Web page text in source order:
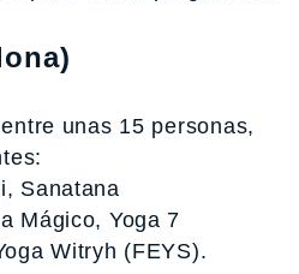
unas 15 personas,
Sanatana
Mágico, Yoga 7
Witryh (FEYS).